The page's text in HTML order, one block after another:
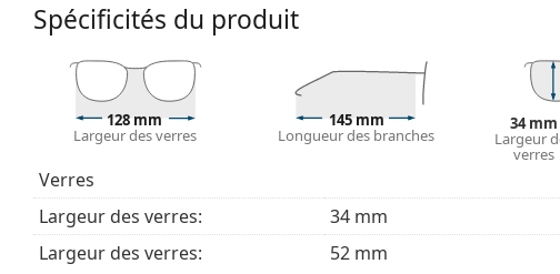
Nous livrons les lunettes dans leur étui d'origine. La
Le chiffon fourni est idéal pour le nettoyage et l'entretien
livrés avec un sac en tissu au lieu d'un chiffon.
Explorez la gamme complète delunettes de vue pour
des lunettessi vous avez besoin d'aide pour choisir.
Ceci est un dispositif médical. Lisez le mode d'emploi avant
Spécificités du produit
128 mm
Largeur des verres
145 mm
Longueur des branches
34 mm
Largeur
verres
Verres
Largeur des verres:
34 mm
Largeur des verres:
52 mm